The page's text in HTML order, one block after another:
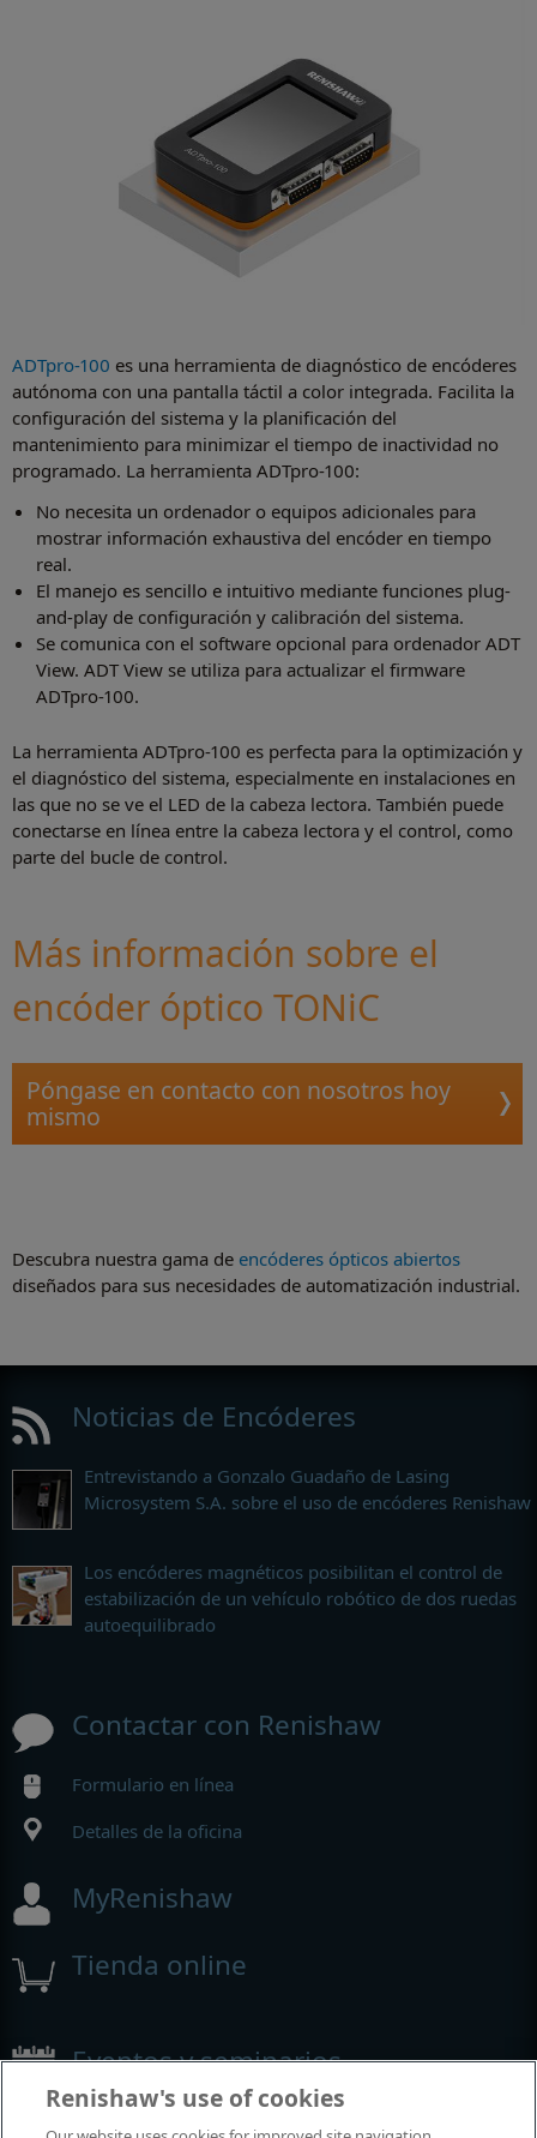
ADTpro-100 es una herramienta de diagnóstico de encóderes
autónoma con una pantalla táctil a color integrada. Facilita la
configuración del sistema y la planificación del
mantenimiento para minimizar el tiempo de inactividad no
programado. La herramienta ADTpro-100:
No necesita un ordenador o equipos adicionales para
mostrar información exhaustiva del encóder en tiempo
real.
El manejo es sencillo e intuitivo mediante funciones plug-
and-play de configuración y calibración del sistema.
Se comunica con el software opcional para ordenador ADT
View. ADT View se utiliza para actualizar el firmware
ADTpro-100.
La herramienta ADTpro-100 es perfecta para la optimización y
el diagnóstico del sistema, especialmente en instalaciones en
las que no se ve el LED de la cabeza lectora. También puede
conectarse en línea entre la cabeza lectora y el control, como
parte del bucle de control.
Más información sobre el
encóder óptico TONiC
Póngase en contacto con nosotros hoy
mismo
Descubra nuestra gama de encóderes ópticos abiertos
diseñados para sus necesidades de automatización industrial.
Noticias de Encóderes
Entrevistando a Gonzalo Guadaño de Lasing
Microsystem S.A. sobre el uso de encóderes Renishaw
Los encóderes magnéticos posibilitan el control de
estabilización de un vehículo robótico de dos ruedas
autoequilibrado
Contactar con Renishaw
Formulario en línea
Detalles de la oficina
MyRenishaw
Tienda online
Eventos y seminarios
Renishaw's use of cookies